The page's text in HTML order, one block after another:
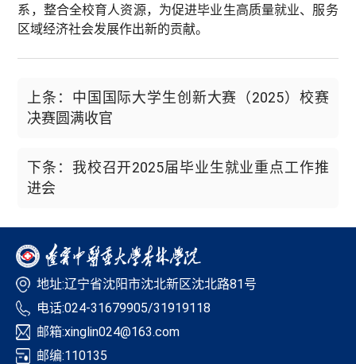
系，整合全校育人资源，为促进毕业生高质量就业、服务
区域经济社会发展作出新的贡献。
上条：中国国际大学生创新大赛（2025）校赛
决赛圆满收官
下条：我校召开2025届毕业生就业重点工作推
进会
地址:辽宁省沈阳市沈北新区沈北路81号
电话:024-31679905/31919118
邮箱:xinglin024@163.com
邮编:110135